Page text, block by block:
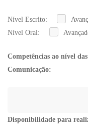
Nível Escrito:
Nível Oral:
Competências ao nível
Comunicação:
Disponibilidade para